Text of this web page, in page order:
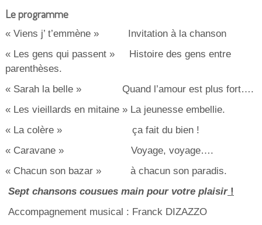
Le programme
« Viens j’ t’emmène » Invitation à la chanson
« Les gens qui passent » Histoire des gens entre
parenthèses.
« Sarah la belle » Quand l’amour est plus fort….
« Les vieillards en mitaine » La jeunesse embellie.
« La colère » ça fait du bien !
« Caravane » Voyage, voyage….
« Chacun son bazar » à chacun son paradis.
Sept chansons cousues main pour votre plaisir!
Accompagnement musical : Franck DIZAZZO